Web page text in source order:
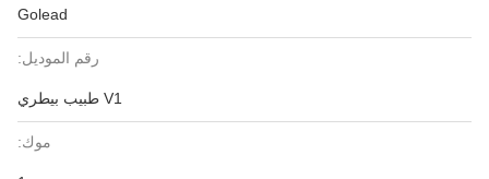
Golead
رقم الموديل:
V1 طبيب بيطري
موك: